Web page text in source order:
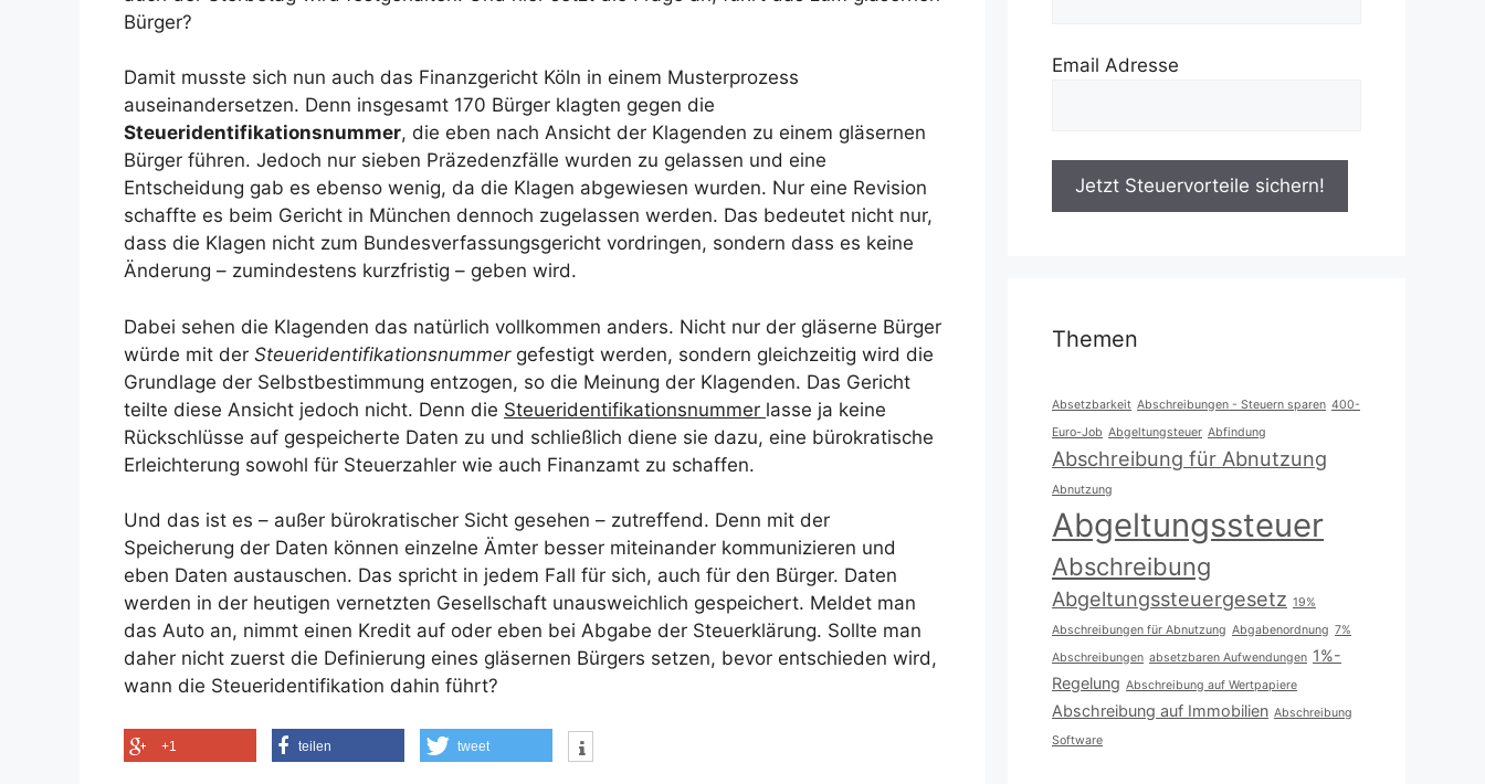
Bürger?
Damit musste sich nun auch das Finanzgericht Köln in einem Musterprozess
auseinandersetzen. Denn insgesamt 170 Bürger klagten gegen die
Steueridentifikationsnummer, die eben nach Ansicht der Klagenden zu einem gläsernen
Bürger führen. Jedoch nur sieben Präzedenzfälle wurden zu gelassen und eine
Entscheidung gab es ebenso wenig, da die Klagen abgewiesen wurden. Nur eine Revision
schaffte es beim Gericht in München dennoch zugelassen werden. Das bedeutet nicht nur,
dass die Klagen nicht zum Bundesverfassungsgericht vordringen, sondern dass es keine
Änderung – zumindestens kurzfristig – geben wird.
Dabei sehen die Klagenden das natürlich vollkommen anders. Nicht nur der gläserne Bürger
würde mit der Steueridentifikationsnummer gefestigt werden, sondern gleichzeitig wird die
Grundlage der Selbstbestimmung entzogen, so die Meinung der Klagenden. Das Gericht
teilte diese Ansicht jedoch nicht. Denn die Steueridentifikationsnummer lasse ja keine
Rückschlüsse auf gespeicherte Daten zu und schließlich diene sie dazu, eine bürokratische
Erleichterung sowohl für Steuerzahler wie auch Finanzamt zu schaffen.
Und das ist es – außer bürokratischer Sicht gesehen – zutreffend. Denn mit der
Speicherung der Daten können einzelne Ämter besser miteinander kommunizieren und
eben Daten austauschen. Das spricht in jedem Fall für sich, auch für den Bürger. Daten
werden in der heutigen vernetzten Gesellschaft unausweichlich gespeichert. Meldet man
das Auto an, nimmt einen Kredit auf oder eben bei Abgabe der Steuerklärung. Sollte man
daher nicht zuerst die Definierung eines gläsernen Bürgers setzen, bevor entschieden wird,
wann die Steueridentifikation dahin führt?
+1 teilen tweet
Email Adresse
Themen
Absetzbarkeit Abschreibungen - Steuern sparen 400-
Euro-Job Abgeltungsteuer Abfindung
Abschreibung für Abnutzung
Abnutzung
Abgeltungssteuer
Abschreibung
Abgeltungssteuergesetz 19%
Abschreibungen für Abnutzung Abgabenordnung 7%
Abschreibungen absetzbaren Aufwendungen 1%-
Regelung Abschreibung auf Wertpapiere
Abschreibung auf Immobilien Abschreibung
Software